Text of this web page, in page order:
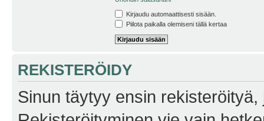
Kirjaudu automaattisesti sisään.
Piilota paikalla olemiseni tällä kertaa
REKISTERÖIDY
Sinun täytyy ensin